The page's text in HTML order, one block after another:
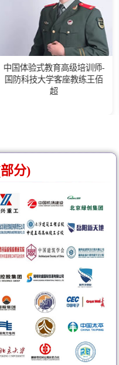
育高级培训师-
学客座教练王佰
湖南省
会长,晨
分)